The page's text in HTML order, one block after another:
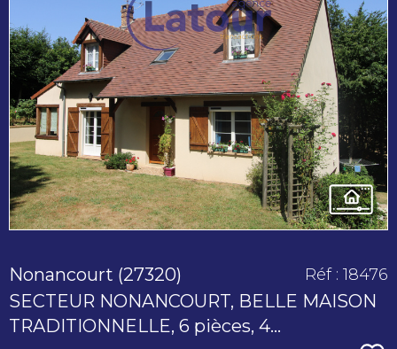
voir le
bien
Nonancourt (27320)
SECTEUR NONANCOURT, BELLE MAISON
TRADITIONNELLE, 6 pièces, 4...
Réf : 18476